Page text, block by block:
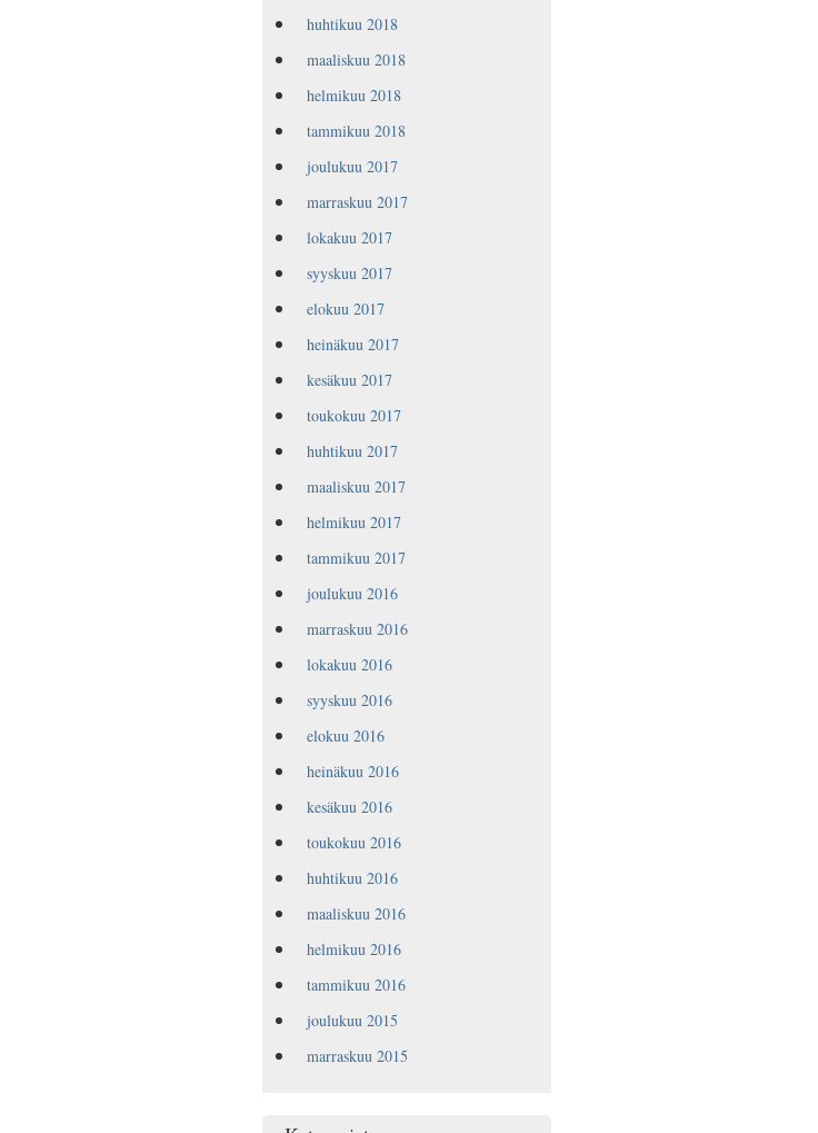
huhtikuu 2018
maaliskuu 2018
helmikuu 2018
tammikuu 2018
joulukuu 2017
marraskuu 2017
lokakuu 2017
syyskuu 2017
elokuu 2017
heinäkuu 2017
kesäkuu 2017
toukokuu 2017
huhtikuu 2017
maaliskuu 2017
helmikuu 2017
tammikuu 2017
joulukuu 2016
marraskuu 2016
lokakuu 2016
syyskuu 2016
elokuu 2016
heinäkuu 2016
kesäkuu 2016
toukokuu 2016
huhtikuu 2016
maaliskuu 2016
helmikuu 2016
tammikuu 2016
joulukuu 2015
marraskuu 2015